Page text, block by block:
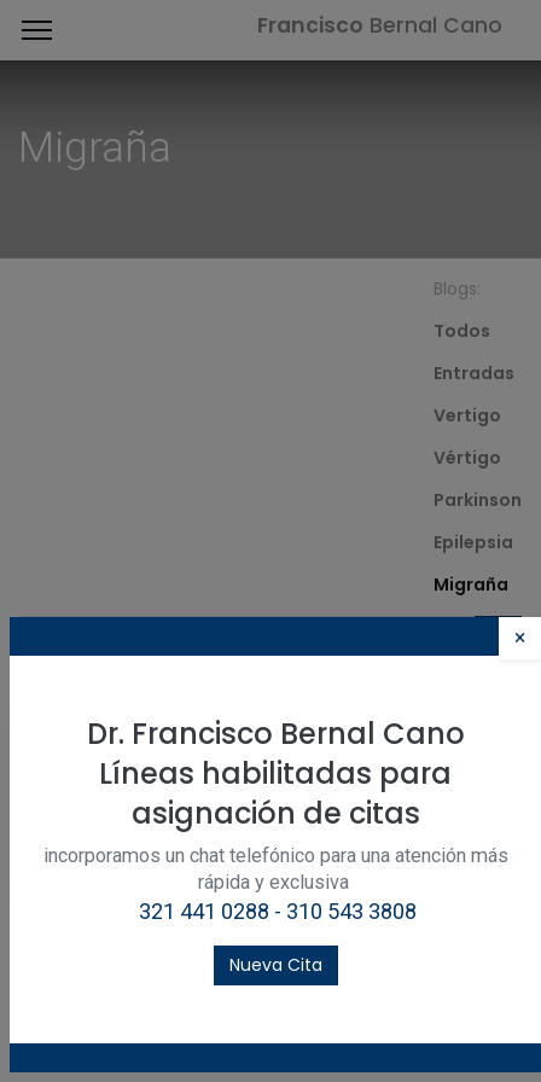
Francisco Bernal Cano
Migraña
Blogs:
Todos
Entradas
Vertigo
Vértigo
Parkinson
Epilepsia
Migraña
Doctor, ¿sufro de migraña? El dolor de cabeza tipo migraña se describe
×
Dr. Francisco Bernal Cano
Líneas habilitadas para
asignación de citas
incorporamos un chat telefónico para una atención más
rápida y exclusiva
321 441 0288 - 310 543 3808
Nueva Cita